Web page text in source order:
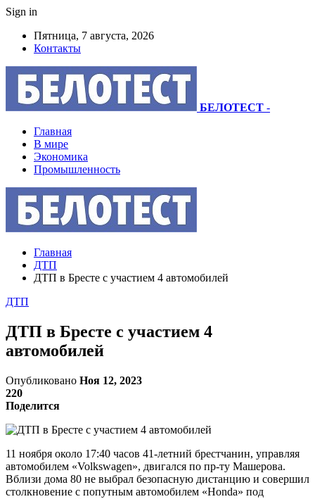
Sign in
Пятница, 7 августа, 2026
Контакты
БЕЛОТЕСТ -
Главная
В мире
Экономика
Промышленность
Главная
ДТП
ДТП в Бресте с участием 4 автомобилей
ДТП
ДТП в Бресте с участием 4
автомобилей
Опубликовано Ноя 12, 2023
220
Поделится
11 ноября около 17:40 часов 41-летний брестчанин, управляя
автомобилем «Volkswagen», двигался по пр-ту Машерова.
Вблизи дома 80 не выбрал безопасную дистанцию и совершил
столкновение с попутным автомобилем «Honda» под